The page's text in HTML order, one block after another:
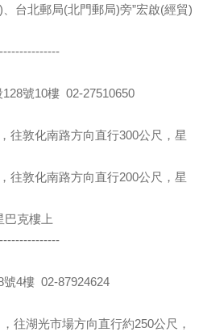
台北郵局(北門郵局)旁”宏啟(經貿)
號10樓 02-27510650
往敦化南路方向直行300公尺，星
往敦化南路方向直行200公尺，星
巴克樓上
號4樓 02-87924624
往湖光市場方向直行約250公尺，